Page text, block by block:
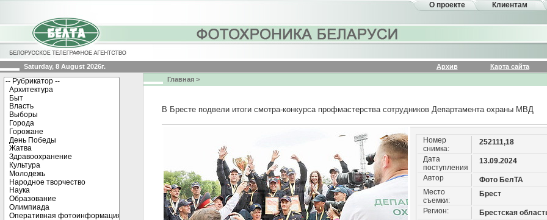
О проекте Клиентам
Saturday, 8 August 2026г. Архив
Карта сайта
Главная >
В Бресте подвели итоги смотра-конкурса профмастерства сотрудников Департамента охраны МВД
Номер
снимка:
252111,18
Дата
поступления
13.09.2024
Автор
Фото БелТА
Место
съемки:
Брест
Регион:
Брестская